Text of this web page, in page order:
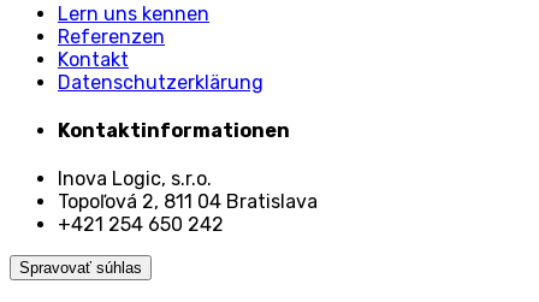
Lern uns kennen
Referenzen
Kontakt
Datenschutzerklärung
Kontaktinformationen
Inova Logic, s.r.o.
Topoľová 2, 811 04 Bratislava
+421 254 650 242
Spravovať súhlas